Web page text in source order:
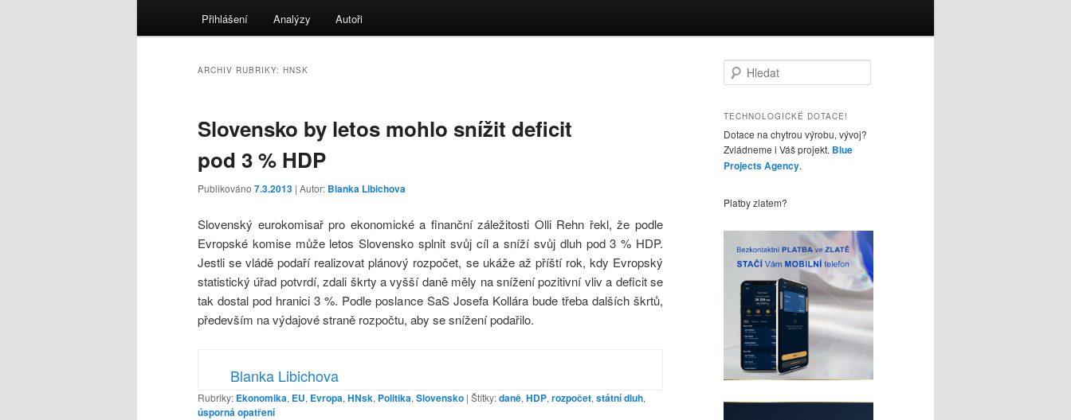
Přihlášení Analýzy Autoři
ARCHIV RUBRIKY: HNSK
Slovensko by letos mohlo snížit deficit
pod 3 % HDP
Publikováno 7.3.2013 | Autor: Blanka Libichova
Slovenský eurokomisař pro ekonomické a finanční záležitosti Olli Rehn řekl, že podle
Evropské komise může letos Slovensko splnit svůj cíl a sníží svůj dluh pod 3 % HDP.
Jestli se vládě podaří realizovat plánový rozpočet, se ukáže až příští rok, kdy Evropský
statistický úřad potvrdí, zdali škrty a vyšší daně měly na snížení pozitivní vliv a deficit se
tak dostal pod hranici 3 %. Podle poslance SaS Josefa Kollára bude třeba dalších škrtů,
především na výdajové straně rozpočtu, aby se snížení podařilo.
Blanka Libichova
Rubriky: Ekonomika, EU, Evropa, HNsk, Politika, Slovensko | Štítky:daně, HDP, rozpočet, státní dluh,
úsporná opatření
l
d
t
TECHNOLOGICKÉ DOTACE!
Dotace na chytrou výrobu, vývoj?
Zvládneme i Váš projekt. Blue
Projects Agency.
Platby zlatem?